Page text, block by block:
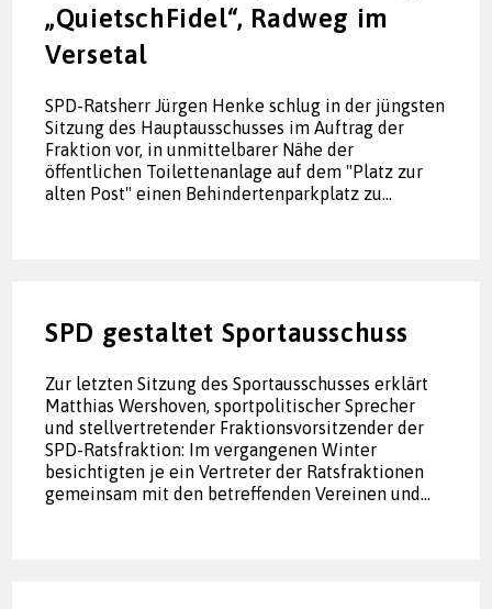
„QuietschFidel“, Radweg im
Versetal
SPD-Ratsherr Jürgen Henke schlug in der jüngsten
Sitzung des Hauptausschusses im Auftrag der
Fraktion vor, in unmittelbarer Nähe der
öffentlichen Toilettenanlage auf dem "Platz zur
alten Post" einen Behindertenparkplatz zu…
SPD gestaltet Sportausschuss
Zur letzten Sitzung des Sportausschusses erklärt
Matthias Wershoven, sportpolitischer Sprecher
und stellvertretender Fraktionsvorsitzender der
SPD-Ratsfraktion: Im vergangenen Winter
besichtigten je ein Vertreter der Ratsfraktionen
gemeinsam mit den betreffenden Vereinen und…